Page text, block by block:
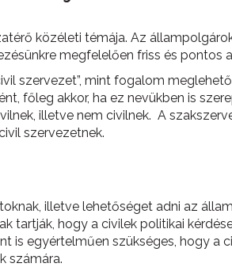
közéleti témája. Az
megfelelően friss és pontos
szervezet”, mint fogalom
főleg akkor, ha ez nevükben is
illetve nem civilnek. A
szervezetnek.
illetve lehetőséget adni az
tartják, hogy a civilek politikai
is egyértelműen szükséges, hogy a
számára.